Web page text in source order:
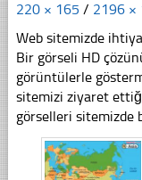
220 × 165 / 2196 ×
Web sitemizde
Bir görseli HD
görüntülerle
sitemizi ziyaret
görselleri sitemizde